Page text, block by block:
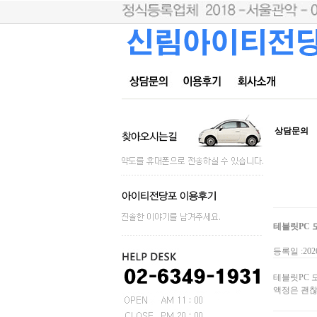
상담문의
테블릿PC
등록일
테블릿PC
액정은 괜